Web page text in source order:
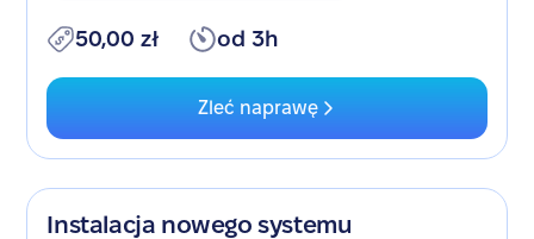
50,00 zł od 3h
Zleć naprawę
Instalacja nowego systemu